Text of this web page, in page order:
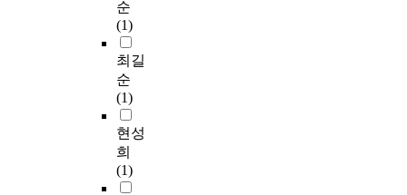
순
(1)
최길
순
(1)
현성
희
(1)